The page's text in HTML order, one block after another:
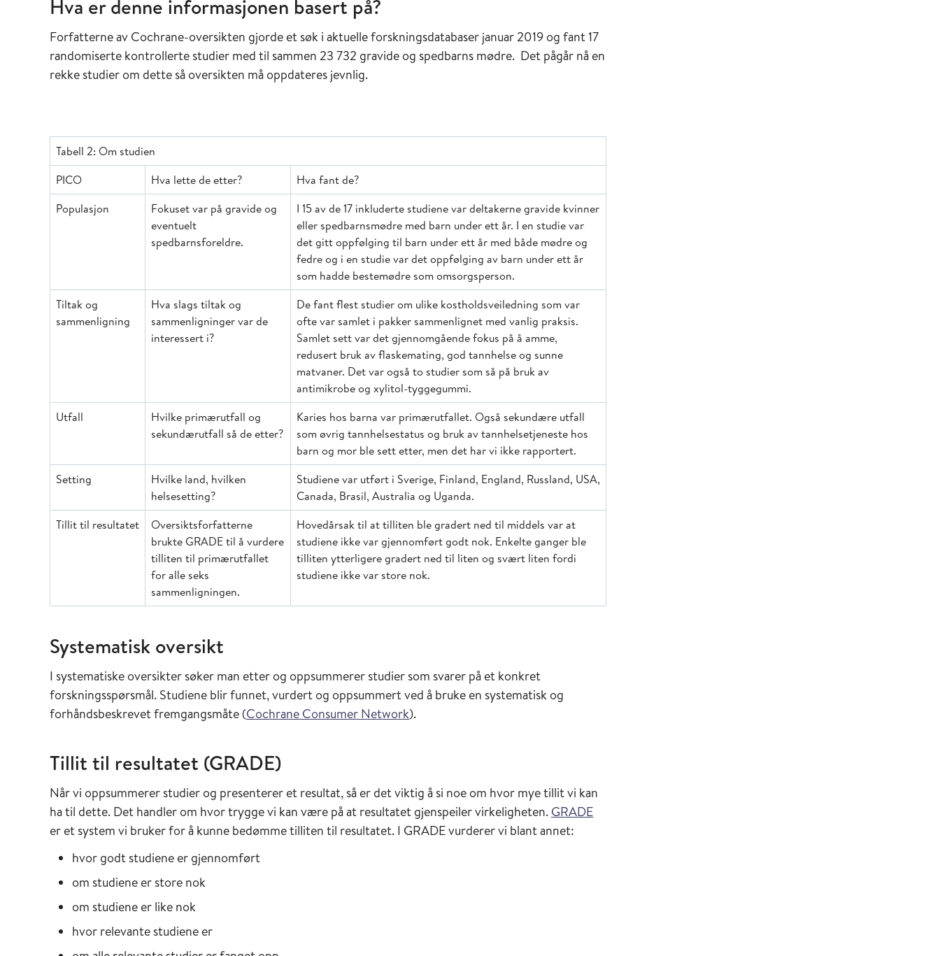
Hva er denne informasjonen basert på?
Forfatterne av Cochrane-oversikten gjorde et søk i aktuelle forskningsdatabaser januar 2019 og fant 17
randomiserte kontrollerte studier med til sammen 23 732 gravide og spedbarns mødre. Det pågår nå en
rekke studier om dette så oversikten må oppdateres jevnlig.
Tabell 2: Om studien
PICO
Hva lette de etter?
Hva fant de?
Populasjon
Fokuset var på gravide og
eventuelt
spedbarnsforeldre.
I 15 av de 17 inkluderte studiene var deltakerne gravide kvinner
eller spedbarnsmødre med barn under ett år. I en studie var
det gitt oppfølging til barn under ett år med både mødre og
fedre og i en studie var det oppfølging av barn under ett år
som hadde bestemødre som omsorgsperson.
Tiltak og
sammenligning
Hva slags tiltak og
sammenligninger var de
interessert i?
De fant flest studier om ulike kostholdsveiledning som var
ofte var samlet i pakker sammenlignet med vanlig praksis.
Samlet sett var det gjennomgående fokus på å amme,
redusert bruk av flaskemating, god tannhelse og sunne
matvaner. Det var også to studier som så på bruk av
antimikrobe og xylitol-tyggegummi.
Utfall
Hvilke primærutfall og
sekundærutfall så de etter?
Karies hos barna var primærutfallet. Også sekundære utfall
som øvrig tannhelsestatus og bruk av tannhelsetjeneste hos
barn og mor ble sett etter, men det har vi ikke rapportert.
Setting
Hvilke land, hvilken
helsesetting?
Studiene var utført i Sverige, Finland, England, Russland, USA,
Canada, Brasil, Australia og Uganda.
Tillit til resultatet
Oversiktsforfatterne
brukte GRADE til å vurdere
tilliten til primærutfallet
for alle seks
sammenligningen.
Hovedårsak til at tilliten ble gradert ned til middels var at
studiene ikke var gjennomført godt nok. Enkelte ganger ble
tilliten ytterligere gradert ned til liten og svært liten fordi
studiene ikke var store nok.
Systematisk oversikt
I systematiske oversikter søker man etter og oppsummerer studier som svarer på et konkret
forskningsspørsmål. Studiene blir funnet, vurdert og oppsummert ved å bruke en systematisk og
forhåndsbeskrevet fremgangsmåte (Cochrane Consumer Network).
Tillit til resultatet (GRADE)
Når vi oppsummerer studier og presenterer et resultat, så er det viktig å si noe om hvor mye tillit vi kan
ha til dette. Det handler om hvor trygge vi kan være på at resultatet gjenspeiler virkeligheten. GRADE
er et system vi bruker for å kunne bedømme tilliten til resultatet. I GRADE vurderer vi blant annet:
hvor godt studiene er gjennomført
om studiene er store nok
om studiene er like nok
hvor relevante studiene er